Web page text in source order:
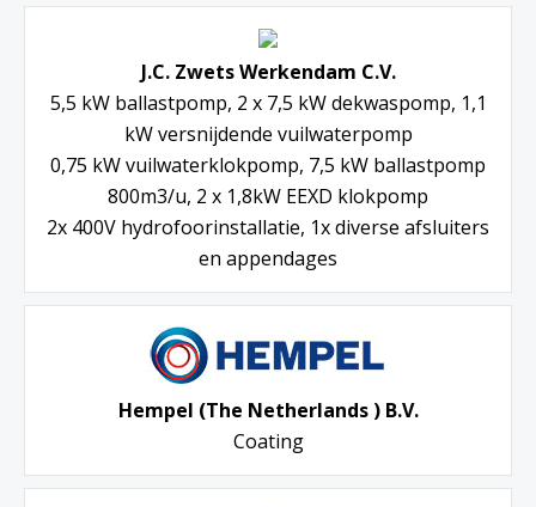
J.C. Zwets Werkendam C.V.
5,5 kW ballastpomp, 2 x 7,5 kW dekwaspomp, 1,1
kW versnijdende vuilwaterpomp
0,75 kW vuilwaterklokpomp, 7,5 kW ballastpomp
800m3/u, 2 x 1,8kW EEXD klokpomp
2x 400V hydrofoorinstallatie, 1x diverse afsluiters
en appendages
Hempel (The Netherlands ) B.V.
Coating